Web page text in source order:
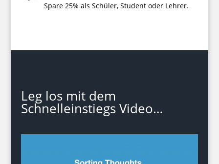
Spare 25% als Schüler, Student oder Lehrer.
Leg los mit dem
Schnelleinstiegs Video…